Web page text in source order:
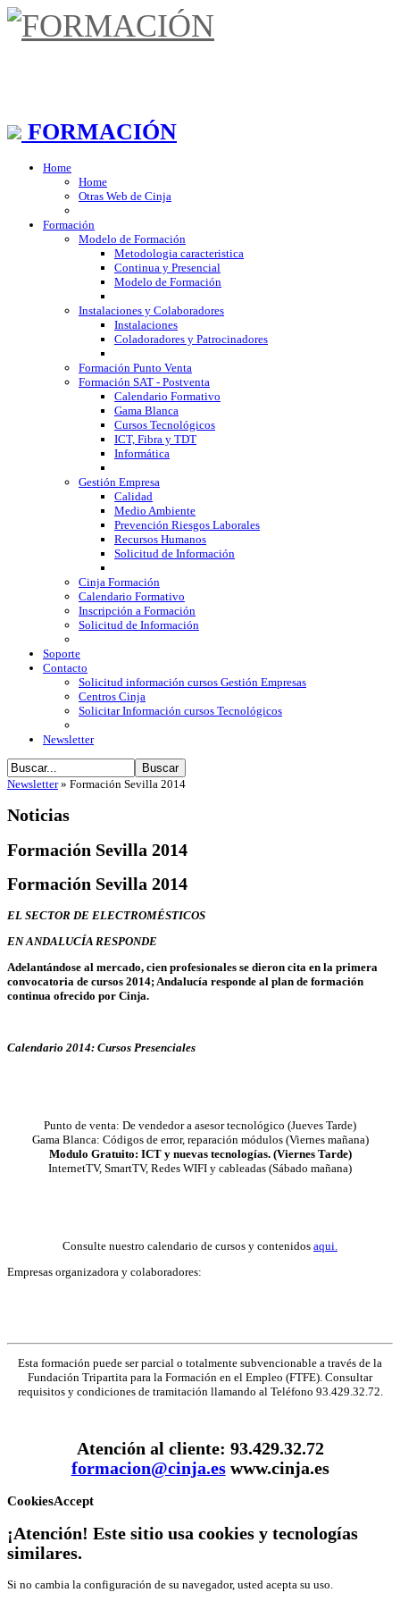
FORMACIÓN
Home
Home
Otras Web de Cinja
Formación
Modelo de Formación
Metodologia caracteristica
Continua y Presencial
Modelo de Formación
Instalaciones y Colaboradores
Instalaciones
Coladoradores y Patrocinadores
Formación Punto Venta
Formación SAT - Postventa
Calendario Formativo
Gama Blanca
Cursos Tecnológicos
ICT, Fibra y TDT
Informática
Gestión Empresa
Calidad
Medio Ambiente
Prevención Riesgos Laborales
Recursos Humanos
Solicitud de Información
Cinja Formación
Calendario Formativo
Inscripción a Formación
Solicitud de Información
Soporte
Contacto
Solicitud información cursos Gestión Empresas
Centros Cinja
Solicitar Información cursos Tecnológicos
Newsletter
Newsletter» Formación Sevilla 2014
Noticias
Formación Sevilla 2014
Formación Sevilla 2014
EL SECTOR DE ELECTROMÉSTICOS
EN ANDALUCÍA RESPONDE
Adelantándose al mercado, cien profesionales se dieron cita en la primera
convocatoria de cursos 2014; Andalucía responde al plan de formación
continua ofrecido por Cinja.
Calendario 2014: Cursos Presenciales
Punto de venta: De vendedor a asesor tecnológico (Jueves Tarde)
Gama Blanca: Códigos de error, reparación módulos (Viernes mañana)
Modulo Gratuito: ICT y nuevas tecnologías. (Viernes Tarde)
InternetTV, SmartTV, Redes WIFI y cableadas (Sábado mañana)
Consulte nuestro calendario de cursos y contenidos aqui.
Empresas organizadora y colaboradores:
Esta formación puede ser parcial o totalmente subvencionable a través de la
Fundación Tripartita para la Formación en el Empleo (FTFE). Consultar
requisitos y condiciones de tramitación llamando al Teléfono 93.429.32.72.
Atención al cliente: 93.429.32.72
formacion@cinja.eswww.cinja.es
CookiesAccept
¡Atención! Este sitio usa cookies y tecnologías
similares.
Si no cambia la configuración de su navegador, usted acepta su uso.